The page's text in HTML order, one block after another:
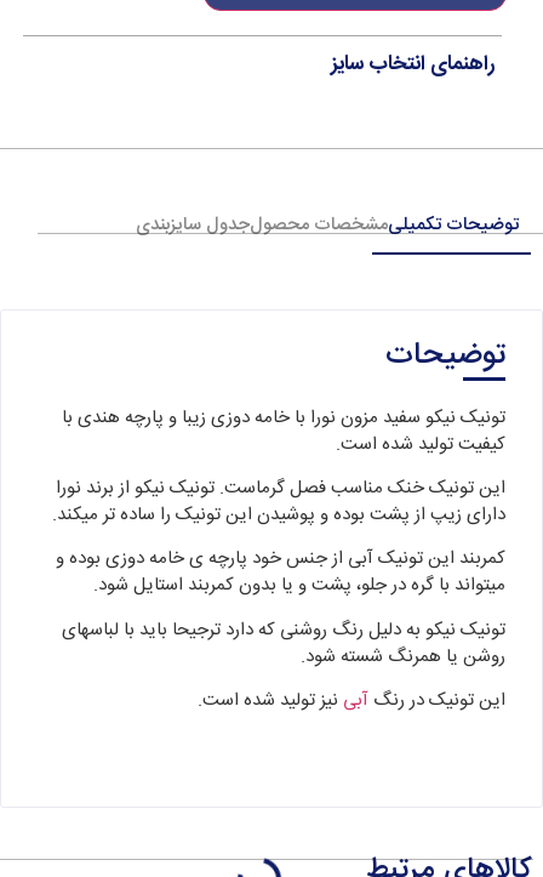
راهنمای انتخاب سایز
توضیحات تکمیلیمشخصات محصولجدول سایزبندی
توضیحات
تونیک نیکو سفید مزون نورا با خامه دوزی زیبا و پارچه هندی با
کیفیت تولید شده است.
این تونیک خنک مناسب فصل گرماست. تونیک نیکو از برند نورا
دارای زیپ از پشت بوده و پوشیدن این تونیک را ساده تر میکند.
کمربند این تونیک آبی از جنس خود پارچه ی خامه دوزی بوده و
میتواند با گره در جلو، پشت و یا بدون کمربند استایل شود.
تونیک نیکو به دلیل رنگ روشنی که دارد ترجیحا باید با لباسهای
روشن یا همرنگ شسته شود.
این تونیک در رنگ آبی نیز تولید شده است.